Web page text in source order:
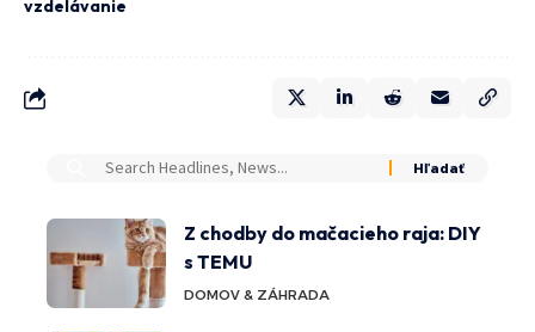
vzdelávanie
Z chodby do mačacieho raja: DIY
s TEMU
DOMOV & ZÁHRADA